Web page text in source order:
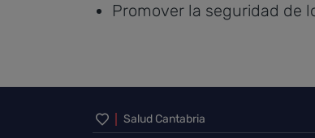
Promover la seguridad de
Inicio del pie de
Salud Cantabria